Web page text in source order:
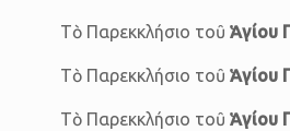
Τὸ Παρεκκλήσιο τοῦ Ἁγίου
Τὸ Παρεκκλήσιο τοῦ Ἁγίου
Τὸ Παρεκκλήσιο τοῦ Ἁγίου